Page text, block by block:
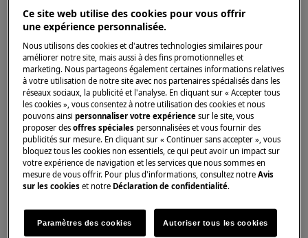
fois, un programme peut être sélectionné,
mais le programme ne démarre pas.
Le lave-vaisselle avec commande Quick
Select sans affichage est en mode démo.
S'applique à
Lave-vaisselle avec commande Quick Select
sans affichage
Solution
Ce site web utilise des cookies pour vous offrir
une expérience personnalisée.
Nous utilisons des cookies et d'autres technologies similaires pour
améliorer notre site, mais aussi à des fins promotionnelles et
marketing. Nous partageons également certaines informations relatives
à votre utilisation de notre site avec nos partenaires spécialisés dans les
réseaux sociaux, la publicité et l'analyse. En cliquant sur « Accepter tous
les cookies », vous consentez à notre utilisation des cookies et nous
pouvons ainsipersonnaliser votre expériencesur le site, vous
proposer desoffres spéciales personnalisées et vous fournir des
publicités sur mesure. En cliquant sur « Continuer sans accepter », vous
bloquez tous les cookies non essentiels, ce qui peut avoir un impact sur
votre expérience de navigation et les services que nous sommes en
mesure de vous offrir. Pour plus d'informations, consultez notreAvis
sur les cookies et notre Déclaration de confidentialité.
Paramètres des cookies Autoriser tous les cookies